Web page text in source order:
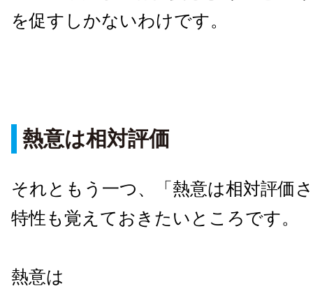
を促すしかないわけです。
熱意は相対評価
それともう一つ、「熱意は相対評価
特性も覚えておきたいところです。
熱意は